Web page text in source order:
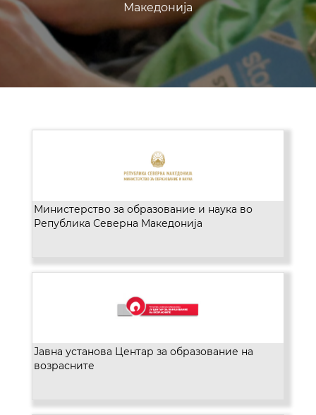
Македонија
Министерство за образование и наука во
Република Северна Македонија
Јавна установа Центар за образование на
возрасните